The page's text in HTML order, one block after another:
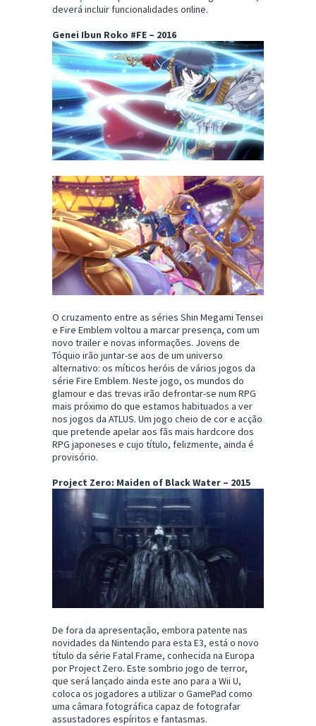
deverá incluir funcionalidades online.
Genei Ibun Roko #FE – 2016
O cruzamento entre as séries Shin Megami Tensei
e Fire Emblem voltou a marcar presença, com um
novo trailer e novas informações. Jovens de
Tóquio irão juntar-se aos de um universo
alternativo: os míticos heróis de vários jogos da
série Fire Emblem. Neste jogo, os mundos do
glamour e das trevas irão defrontar-se num RPG
mais próximo do que estamos habituados a ver
nos jogos da ATLUS. Um jogo cheio de cor e acção
que pretende apelar aos fãs mais hardcore dos
RPG japoneses e cujo título, felizmente, ainda é
provisório.
Project Zero: Maiden of Black Water – 2015
De fora da apresentação, embora patente nas
novidades da Nintendo para esta E3, está o novo
título da série Fatal Frame, conhecida na Europa
por Project Zero. Este sombrio jogo de terror,
que será lançado ainda este ano para a Wii U,
coloca os jogadores a utilizar o GamePad como
uma câmara fotográfica capaz de fotografar
assustadores espíritos e fantasmas.